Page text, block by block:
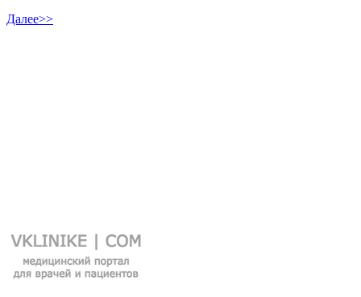
Далее>>